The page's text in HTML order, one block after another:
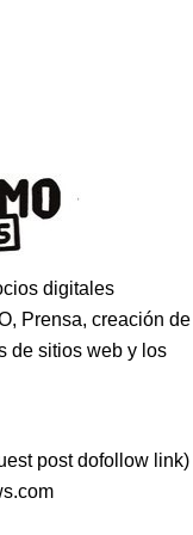
digitales
Prensa, creación de
de sitios web y los
post dofollow link)